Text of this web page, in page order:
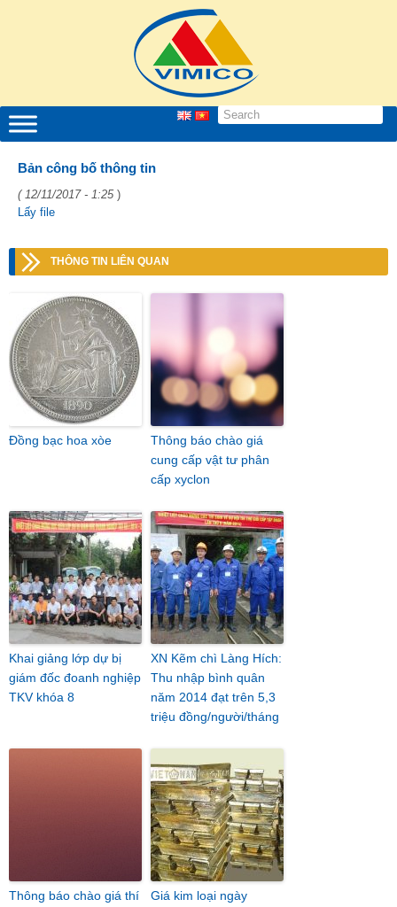
Bản công bố thông tin
( 12/11/2017 - 1:25)
Lấy file
THÔNG TIN LIÊN QUAN
Đồng bạc hoa xòe
Thông báo chào giá
cung cấp vật tư phân
cấp xyclon
Khai giảng lớp dự bị
giám đốc đoanh nghiệp
TKV khóa 8
XN Kẽm chì Làng Hích:
Thu nhập bình quân
năm 2014 đạt trên 5,3
triệu đồng/người/tháng
Thông báo chào giá thí
Giá kim loại ngày